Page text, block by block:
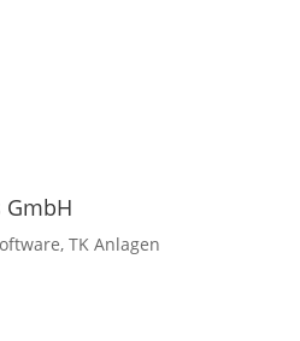
GmbH
,TK Anlagen